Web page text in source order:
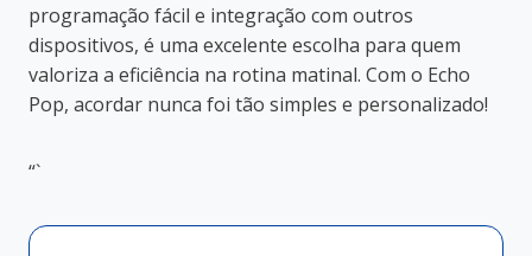
programação fácil e integração com outros
dispositivos, é uma excelente escolha para quem
valoriza a eficiência na rotina matinal. Com o Echo
Pop, acordar nunca foi tão simples e personalizado!
“`